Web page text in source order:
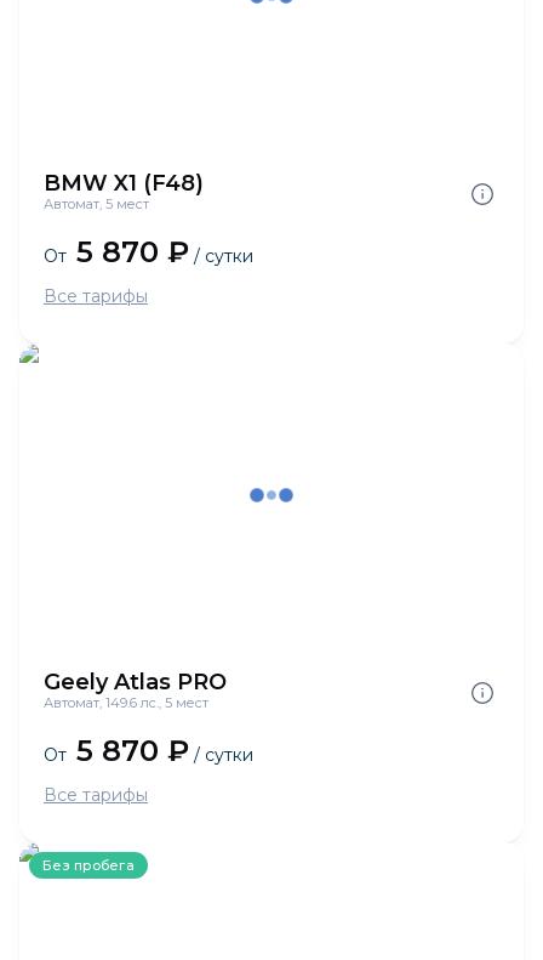
BMW X1 (F48)
Автомат, 5 мест
От 5 870 ₽ / сутки
Все тарифы
Geely Atlas PRO
Автомат, 149.6 лс., 5 мест
От 5 870 ₽ / сутки
Все тарифы
Без пробега